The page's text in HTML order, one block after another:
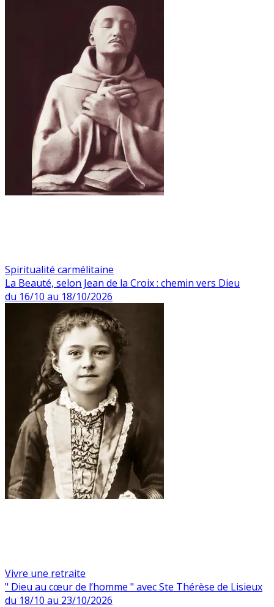
Spiritualité carmélitaine
La Beauté, selon Jean de la Croix : chemin vers Dieu
du 16/10 au 18/10/2026
Vivre une retraite
" Dieu au cœur de l’homme " avec Ste Thérèse de Lisieux
du 18/10 au 23/10/2026